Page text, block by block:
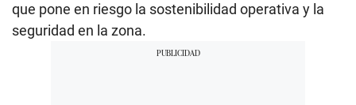
que pone en riesgo la sostenibilidad operativa y la
seguridad en la zona.